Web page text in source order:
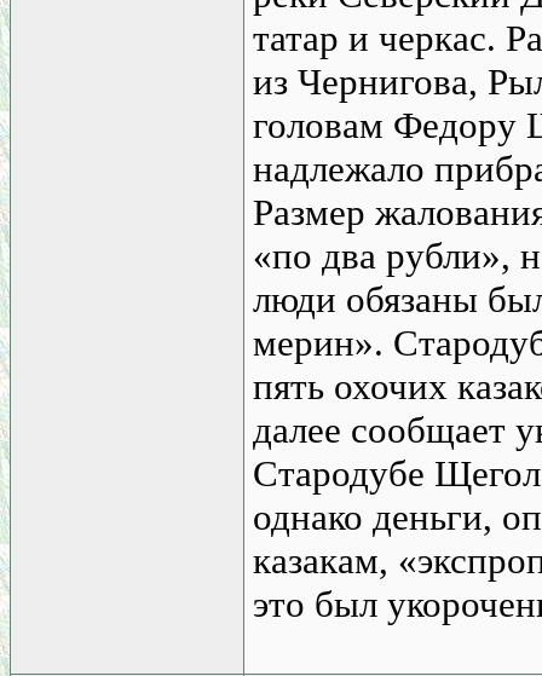
татар и черкас.
из Чернигова,
головам Федору
надлежало
Размер
«по два рубли»,
люди обязаны
мерин».
пять охочих
далее сообщает
Стародубе
однако деньги,
казакам,
это был